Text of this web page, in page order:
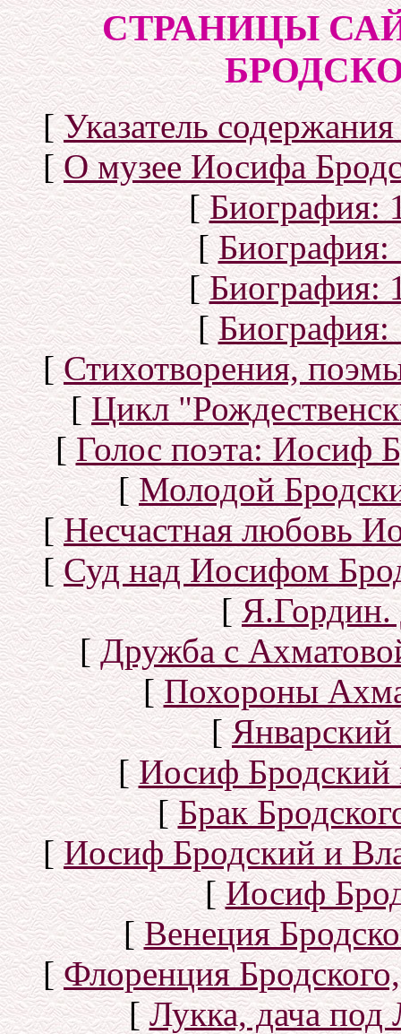
СТРАНИЦЫ
[Указатель
[О музее Иосифа
[Биография:
[Биография:
[Биография:
[Биография:
[Стихотворения,
[Цикл
[Голос поэта: Иосиф
[Молодой
[Несчастная любовь
[Суд над Иосифом
[Я.Гордин.
[Дружба с
[Похороны
[Январский
[Иосиф Бродский
[Брак
[Иосиф Бродский и
[Иосиф
[Венеция
[Флоренция
[Лукка, дача под